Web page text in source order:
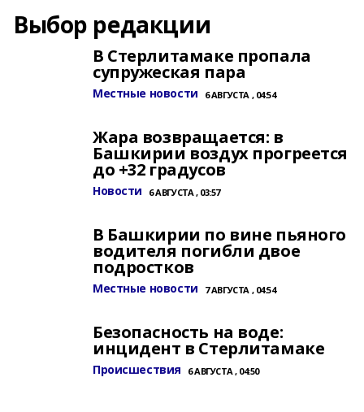
Выбор редакции
В Стерлитамаке пропала
супружеская пара
Местные новости 6 АВГУСТА , 04:54
Жара возвращается: в
Башкирии воздух прогреется
до +32 градусов
Новости 6 АВГУСТА , 03:57
В Башкирии по вине пьяного
водителя погибли двое
подростков
Местные новости 7 АВГУСТА , 04:54
Безопасность на воде:
инцидент в Стерлитамаке
Происшествия 6 АВГУСТА , 04:50